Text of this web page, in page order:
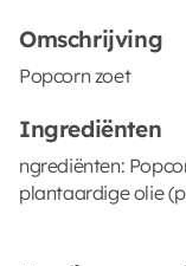
Omschrijving
Popcorn zoet
Ingrediënten
ngrediënten:
plantaardige olie